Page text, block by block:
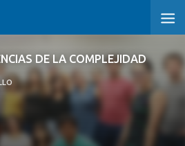
DE LA COMPLEJIDAD
DE LA